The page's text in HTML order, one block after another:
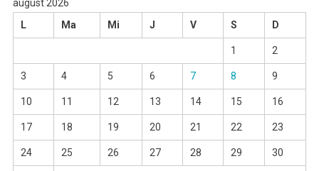
august 2026
L
Ma Mi J V S D
1 2
3 4 5 6 7 8 9
10 11 12 13 14 15 16
17 18 19 20 21 22 23
24 25 26 27 28 29 30